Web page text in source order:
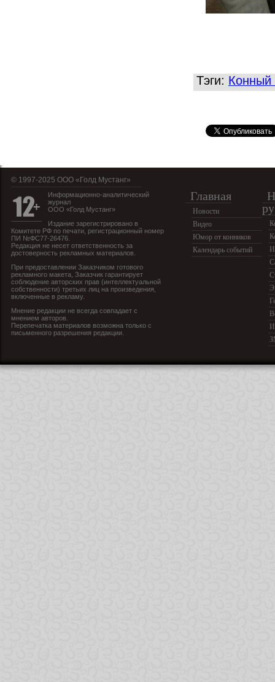
Тэги: Конный
© 1997-2025 OOO «Голд Мустанг»
Информационно-аналитический
журнал
ООО «Голд Мустанг»
Издание зарегистрировано в
Комитете РФ по печати, регистрационный номер
ПИ №ФС77-26476.
Редакция не несет ответственность за
достоверность рекламных материалов.
При предоставлении Заказчиком готового
рекламного макета, Заказчик гарантирует
соблюдение авторских прав (интеллектуальной
собственности) третьих лиц на произведения,
включенные в рекламу.
Мнение редакции не всегда совпадает с
мнением авторов.
Перепечатка материалов возможна только с
письменного разрешения редакции.
Главная
Новости
Видео
Юмор от конников
Календарь событий